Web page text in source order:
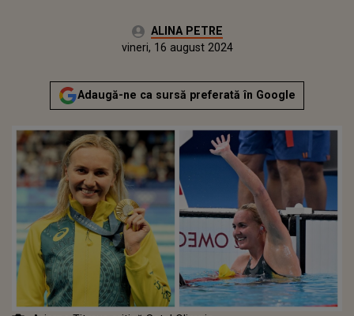
Autor:ALINA PETRE
Publicat:
vineri, 16 august 2024
Adaugă-ne ca sursă preferată în Google